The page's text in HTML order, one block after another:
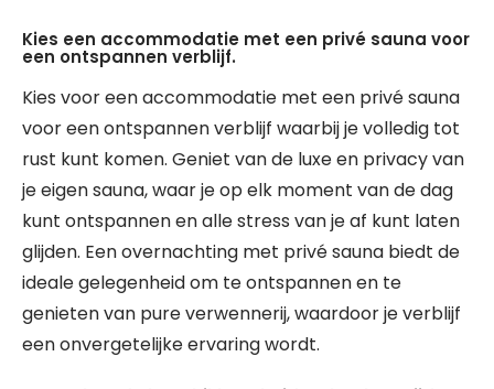
Kies een accommodatie met een privé sauna voor
een ontspannen verblijf.
Kies voor een accommodatie met een privé sauna
voor een ontspannen verblijf waarbij je volledig tot
rust kunt komen. Geniet van de luxe en privacy van
je eigen sauna, waar je op elk moment van de dag
kunt ontspannen en alle stress van je af kunt laten
glijden. Een overnachting met privé sauna biedt de
ideale gelegenheid om te ontspannen en te
genieten van pure verwennerij, waardoor je verblijf
een onvergetelijke ervaring wordt.